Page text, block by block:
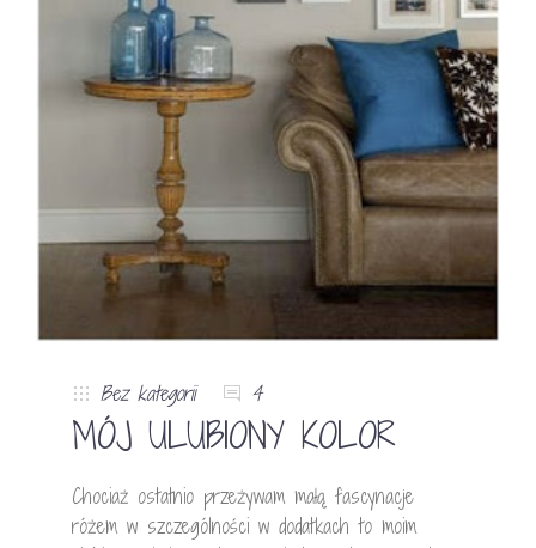
Bez kategorii 4
MÓJ ULUBIONY KOLOR
Chociaż ostatnio przeżywam małą fascynacje
różem w szczególności w dodatkach to moim